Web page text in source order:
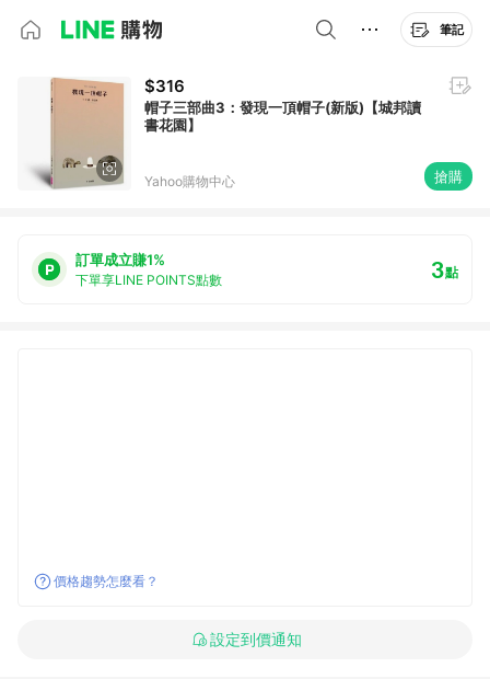
筆記
$316
帽子三部曲3：發現一頂帽子(新版)【城邦讀
書花園】
Yahoo購物中心 搶購
訂單成立賺1%
下單享LINE POINTS點數 3點
價格趨勢怎麼看？
設定到價通知